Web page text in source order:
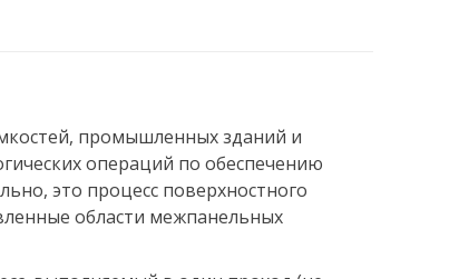
промышленных зданий и
операций по обеспечению
это процесс поверхностного
области межпанельных